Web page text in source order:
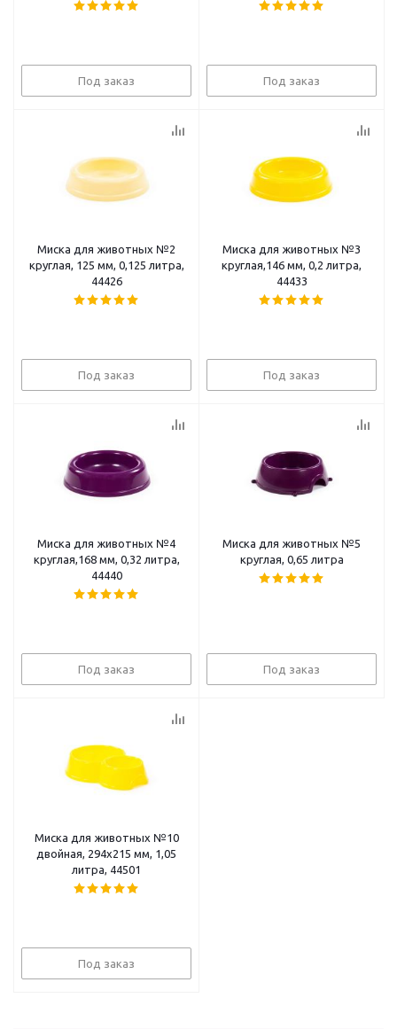
Под заказ Под заказ
Миска для животных №2
круглая, 125 мм, 0,125 литра,
44426
Под заказ
Миска для животных №3
круглая,146 мм, 0,2 литра,
44433
Под заказ
Миска для животных №4
круглая,168 мм, 0,32 литра,
44440
Под заказ
Миска для животных №5
круглая, 0,65 литра
Под заказ
Миска для животных №10
двойная, 294х215 мм, 1,05
литра, 44501
Под заказ